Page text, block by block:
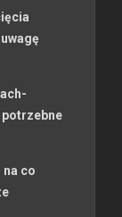
potrzebne
na co